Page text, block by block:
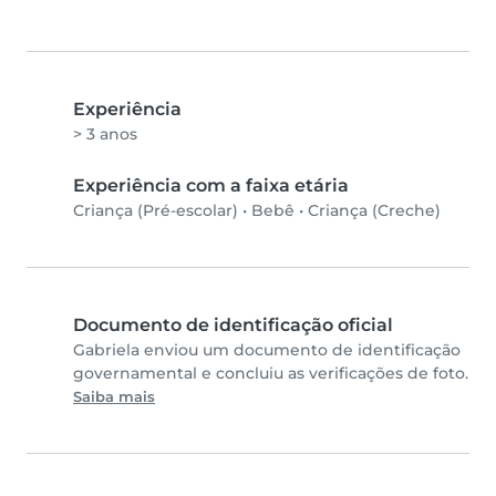
Experiência
> 3 anos
Experiência com a faixa etária
Criança (Pré-escolar) • Bebê • Criança (Creche)
Documento de identificação oficial
Gabriela enviou um documento de identificação
governamental e concluiu as verificações de foto.
Saiba mais